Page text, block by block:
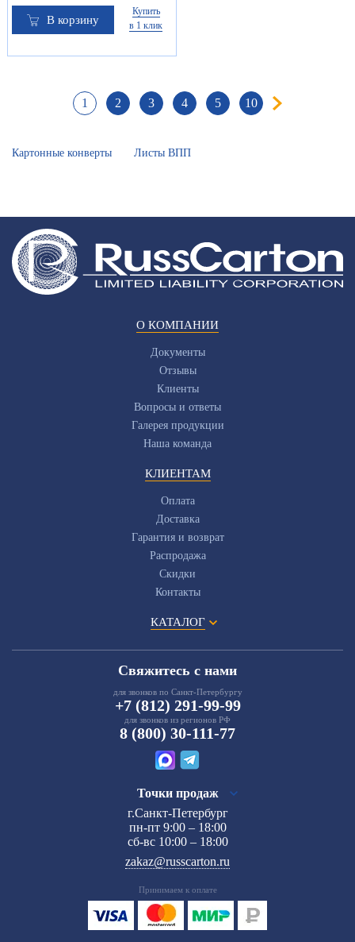
В корзину
Купить
в 1 клик
1 2 3 4 5 10
Картонные конверты Листы ВПП
О КОМПАНИИ
Документы
Отзывы
Клиенты
Вопросы и ответы
Галерея продукции
Наша команда
КЛИЕНТАМ
Оплата
Доставка
Гарантия и возврат
Распродажа
Скидки
Контакты
КАТАЛОГ
Свяжитесь с нами
для звонков по Санкт-Петербургу
+7 (812) 291-99-99
для звонков из регионов РФ
8 (800) 30-111-77
Точки продаж
г.Санкт-Петербург
пн-пт 9:00 – 18:00
сб-вс 10:00 – 18:00
zakaz@russcarton.ru
Принимаем к оплате